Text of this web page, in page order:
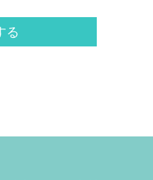
の取り扱いに関
範囲、方法におい
示されることで、